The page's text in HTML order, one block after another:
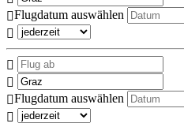
Flugdatum auswählen
Flugdatum auswählen